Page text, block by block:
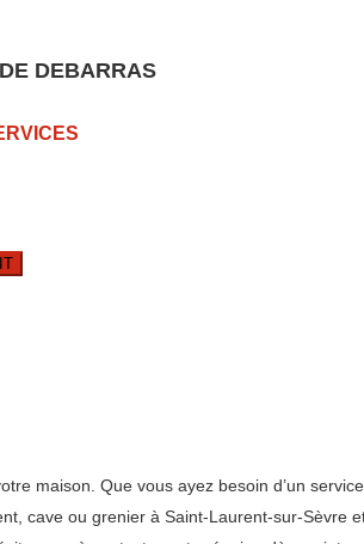
DEBARRAS
maison. Que vous ayez besoin d’un
cave ou grenier à Saint-Laurent-sur-Sèvre